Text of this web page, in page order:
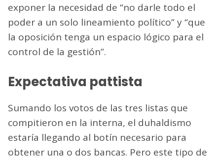
exponer la necesidad de “no darle todo el
poder a un solo lineamiento político” y “que
la oposición tenga un espacio lógico para el
control de la gestión”.
Expectativa pattista
Sumando los votos de las tres listas que
compitieron en la interna, el duhaldismo
estaría llegando al botín necesario para
obtener una o dos bancas. Pero este tipo de